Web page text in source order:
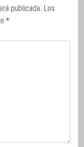
publicada. Los
*